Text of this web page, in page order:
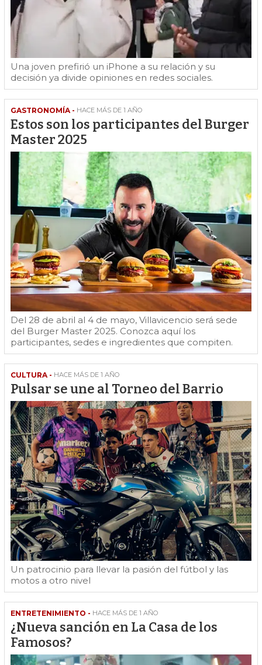
Una joven prefirió un iPhone a su relación y su
decisión ya divide opiniones en redes sociales.
GASTRONOMÍA - HACE MÁS DE 1 AÑO
Estos son los participantes del Burger
Master 2025
Del 28 de abril al 4 de mayo, Villavicencio será sede
del Burger Master 2025. Conozca aquí los
participantes, sedes e ingredientes que compiten.
CULTURA - HACE MÁS DE 1 AÑO
Pulsar se une al Torneo del Barrio
Un patrocinio para llevar la pasión del fútbol y las
motos a otro nivel
ENTRETENIMIENTO - HACE MÁS DE 1 AÑO
¿Nueva sanción en La Casa de los
Famosos?